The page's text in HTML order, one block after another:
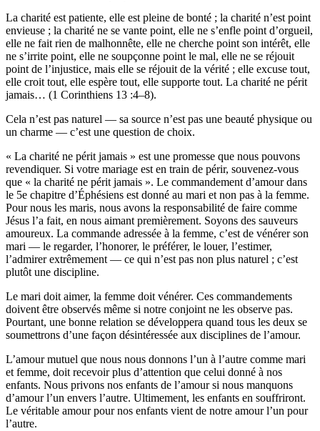
La charité est patiente, elle est pleine de bonté ; la charité n’est point
envieuse ; la charité ne se vante point, elle ne s’enfle point d’orgueil,
elle ne fait rien de malhonnête, elle ne cherche point son intérêt, elle
ne s’irrite point, elle ne soupçonne point le mal, elle ne se réjouit
point de l’injustice, mais elle se réjouit de la vérité ; elle excuse tout,
elle croit tout, elle espère tout, elle supporte tout. La charité ne périt
jamais… (1 Corinthiens 13 :4–8).
Cela n’est pas naturel — sa source n’est pas une beauté physique ou
un charme — c’est une question de choix.
« La charité ne périt jamais » est une promesse que nous pouvons
revendiquer. Si votre mariage est en train de périr, souvenez-vous
que « la charité ne périt jamais ». Le commandement d’amour dans
le 5e chapitre d’Éphésiens est donné au mari et non pas à la femme.
Pour nous les maris, nous avons la responsabilité de faire comme
Jésus l’a fait, en nous aimant premièrement. Soyons des sauveurs
amoureux. La commande adressée à la femme, c’est de vénérer son
mari — le regarder, l’honorer, le préférer, le louer, l’estimer,
l’admirer extrêmement — ce qui n’est pas non plus naturel ; c’est
plutôt une discipline.
Le mari doit aimer, la femme doit vénérer. Ces commandements
doivent être observés même si notre conjoint ne les observe pas.
Pourtant, une bonne relation se développera quand tous les deux se
soumettrons d’une façon désintéressée aux disciplines de l’amour.
L’amour mutuel que nous nous donnons l’un à l’autre comme mari
et femme, doit recevoir plus d’attention que celui donné à nos
enfants. Nous privons nos enfants de l’amour si nous manquons
d’amour l’un envers l’autre. Ultimement, les enfants en souffriront.
Le véritable amour pour nos enfants vient de notre amour l’un pour
l’autre.